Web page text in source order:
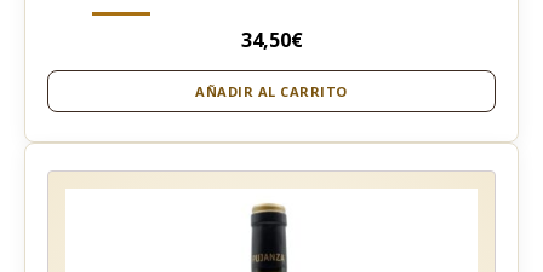
34,50€
AÑADIR AL CARRITO